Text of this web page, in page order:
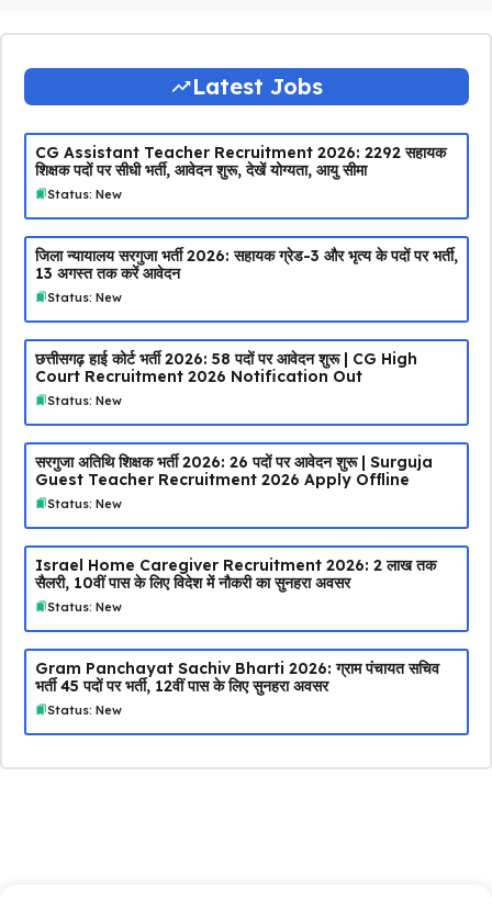
Latest Jobs
CG Assistant Teacher Recruitment 2026: 2292 सहायक
शिक्षक पदों पर सीधी भर्ती, आवेदन शुरू, देखें योग्यता, आयु सीमा
Status: New
जिला न्यायालय सरगुजा भर्ती 2026: सहायक ग्रेड-3 और भृत्य के पदों पर भर्ती,
13 अगस्त तक करें आवेदन
Status: New
छत्तीसगढ़ हाई कोर्ट भर्ती 2026: 58 पदों पर आवेदन शुरू | CG High
Court Recruitment 2026 Notification Out
Status: New
सरगुजा अतिथि शिक्षक भर्ती 2026: 26 पदों पर आवेदन शुरू | Surguja
Guest Teacher Recruitment 2026 Apply Offline
Status: New
Israel Home Caregiver Recruitment 2026: ₹2 लाख तक
सैलरी, 10वीं पास के लिए विदेश में नौकरी का सुनहरा अवसर
Status: New
Gram Panchayat Sachiv Bharti 2026: ग्राम पंचायत सचिव
भर्ती 45 पदों पर भर्ती, 12वीं पास के लिए सुनहरा अवसर
Status: New